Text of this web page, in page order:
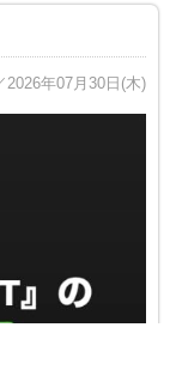
2026年07月30日(木)